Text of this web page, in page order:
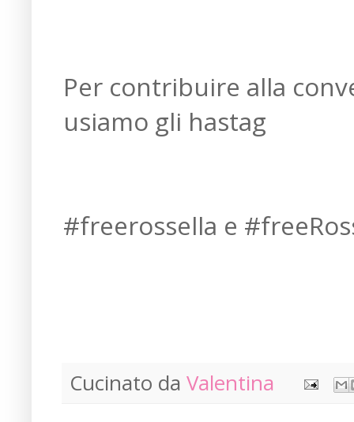
Per contribuire alla
usiamo gli hastag
#freerossella e
Cucinato da Valentina